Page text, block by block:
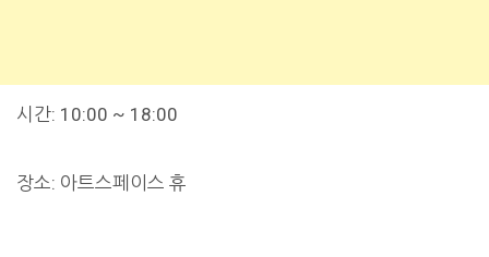
시간: 10:00 ~ 18:00
장소: 아트스페이스 휴